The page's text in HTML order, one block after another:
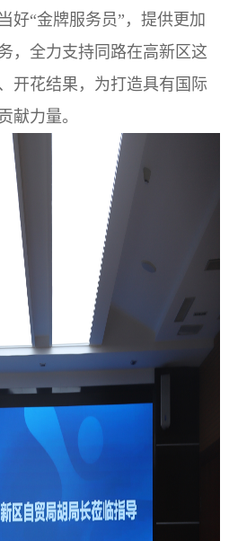
好“金牌服务员”，提供更加
，全力支持同路在高新区这
开花结果，为打造具有国际
献力量。